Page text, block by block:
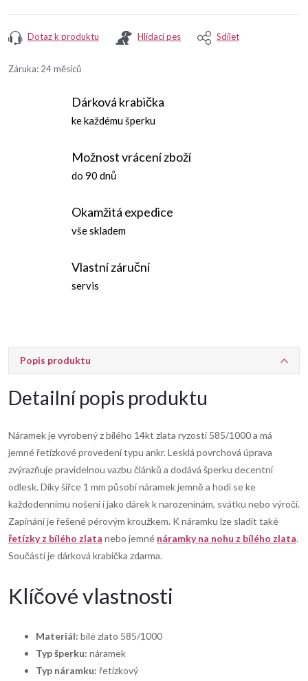
Dotaz k produktu Hlídací pes Sdílet
Záruka: 24 měsíců
Dárková krabička
ke každému šperku
Možnost vrácení zboží
do 90 dnů
Okamžitá expedice
vše skladem
Vlastní záruční
servis
Popis produktu
Detailní popis produktu
Náramek je vyrobený z bílého 14kt zlata ryzosti 585/1000 a má
jemné řetízkové provedení typu ankr. Lesklá povrchová úprava
zvýrazňuje pravidelnou vazbu článků a dodává šperku decentní
odlesk. Díky šířce 1 mm působí náramek jemně a hodí se ke
každodennímu nošení i jako dárek k narozeninám, svátku nebo výročí.
Zapínání je řešené pérovým kroužkem. K náramku lze sladit také
řetízky z bílého zlata nebo jemné náramky na nohu z bílého zlata.
Součástí je dárková krabička zdarma.
Klíčové vlastnosti
Materiál: bílé zlato 585/1000
Typ šperku: náramek
Typ náramku: řetízkový